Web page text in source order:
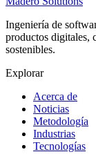
Ingeniería de
productos digitales,
sostenibles.
Explorar
Acerca de
Noticias
Metodología
Industrias
Tecnologías